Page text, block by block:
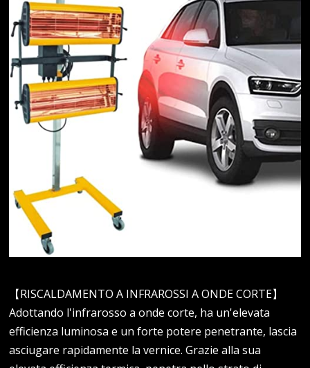
【RISCALDAMENTO A INFRAROSSI A ONDE CORTE】
Adottando l'infrarosso a onde corte, ha un'elevata
efficienza luminosa e un forte potere penetrante, lascia
asciugare rapidamente la vernice. Grazie alla sua